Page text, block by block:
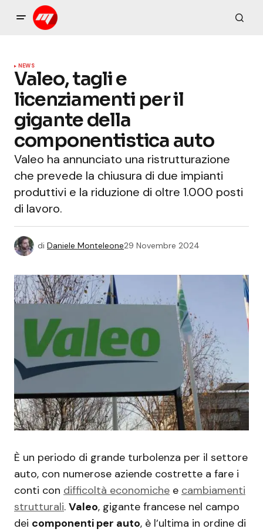
NEWS
Valeo, tagli e
licenziamenti per il
gigante della
componentistica auto
Valeo ha annunciato una ristrutturazione
che prevede la chiusura di due impianti
produttivi e la riduzione di oltre 1.000 posti
di lavoro.
di Daniele Monteleone29 Novembre 2024
È un periodo di grande turbolenza per il settore
auto, con numerose aziende costrette a fare i
conti con difficoltà economiche e cambiamenti
strutturali. Valeo, gigante francese nel campo
dei componenti per auto, è l’ultima in ordine di